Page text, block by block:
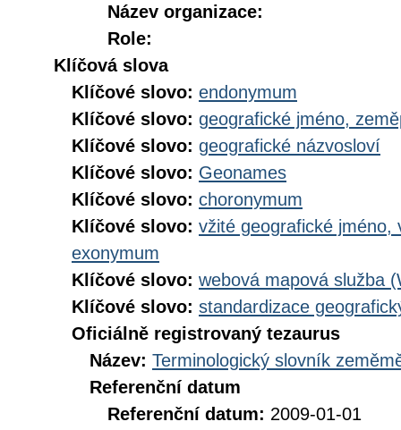
Název organizace:
Role:
Klíčová slova
Klíčové slovo: endonymum
Klíčové slovo: geografické jméno,
Klíčové slovo: geografické názvosloví
Klíčové slovo: Geonames
Klíčové slovo: choronymum
Klíčové slovo: vžité geografické jméno,
exonymum
Klíčové slovo: webová mapová služba
Klíčové slovo: standardizace
Oficiálně registrovaný tezaurus
Název: Terminologický slovník
Referenční datum
Referenční datum: 2009-01-01